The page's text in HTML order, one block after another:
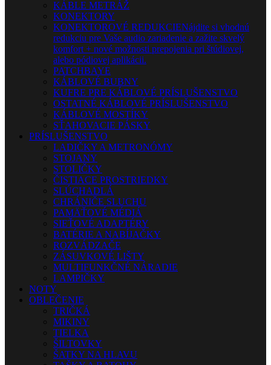
KÁBLE METRÁŽ
KONEKTORY
KONEKTOROVÉ REDUKCIENájdite si vhodnú
redukciu pre Vaše audio zariadenie a zažite skvelý
komfort + nové možnosti prepojenia pri štúdiovej,
alebo pódiovej aplikácii.
PATCHBAYE
KÁBLOVÉ BUBNY
KUFRE PRE KÁBLOVÉ PRÍSLUŠENSTVO
OSTATNÉ KÁBLOVÉ PRÍSLUŠENSTVO
KÁBLOVÉ MOSTÍKY
SŤAHOVACIE PÁSKY
PRÍSLUŠENSTVO
LADIČKY A METRONÓMY
STOJANY
STOLIČKY
ČISTIACE PROSTRIEDKY
SLÚCHADLÁ
CHRÁNIČE SLUCHU
PAMÄŤOVÉ MÉDIÁ
SIEŤOVÉ ADAPTÉRY
BATÉRIE A NABÍJAČKY
ROZVÁDZAČE
ZÁSUVKOVÉ LIŠTY
MULTIFUNKČNÉ NÁRADIE
LAMPIČKY
NOTY
OBLEČENIE
TRIČKÁ
MIKINY
TIELKA
ŠILTOVKY
ŠATKY NA HLAVU